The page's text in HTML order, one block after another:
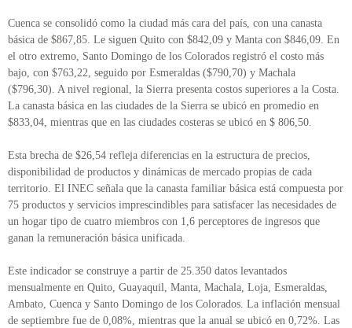
Cuenca se consolidó como la ciudad más cara del país, con una canasta
básica de $867,85. Le siguen Quito con $842,09 y Manta con $846,09. En
el otro extremo, Santo Domingo de los Colorados registró el costo más
bajo, con $763,22, seguido por Esmeraldas ($790,70) y Machala
($796,30). A nivel regional, la Sierra presenta costos superiores a la Costa.
La canasta básica en las ciudades de la Sierra se ubicó en promedio en
$833,04, mientras que en las ciudades costeras se ubicó en $ 806,50.
Esta brecha de $26,54 refleja diferencias en la estructura de precios,
disponibilidad de productos y dinámicas de mercado propias de cada
territorio. El INEC señala que la canasta familiar básica está compuesta por
75 productos y servicios imprescindibles para satisfacer las necesidades de
un hogar tipo de cuatro miembros con 1,6 perceptores de ingresos que
ganan la remuneración básica unificada.
Este indicador se construye a partir de 25.350 datos levantados
mensualmente en Quito, Guayaquil, Manta, Machala, Loja, Esmeraldas,
Ambato, Cuenca y Santo Domingo de los Colorados. La inflación mensual
de septiembre fue de 0,08%, mientras que la anual se ubicó en 0,72%. Las